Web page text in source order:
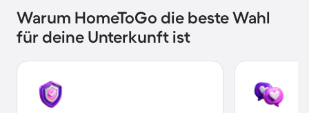
Warum HomeToGo die beste Wahl
für deine Unterkunft ist